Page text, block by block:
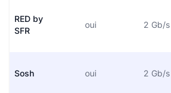
RED by
SFR
oui 2 Gb/s
Sosh oui 2 Gb/s